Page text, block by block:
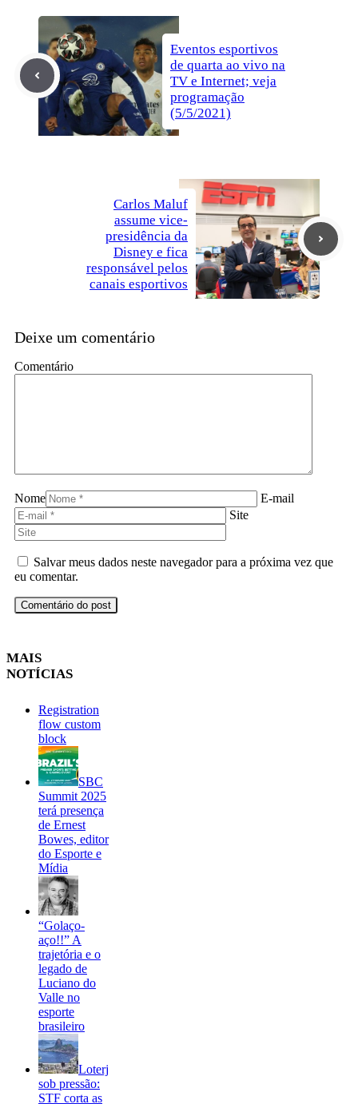
Eventos esportivos
de quarta ao vivo na
TV e Internet; veja
programação
(5/5/2021)
Carlos Maluf
assume vice-
presidência da
Disney e fica
responsável pelos
canais esportivos
Deixe um comentário
Comentário
Nome
E-mail
Site
Salvar meus dados neste navegador para a próxima vez que
eu comentar.
MAIS
NOTÍCIAS
Registration
flow custom
block
SBC
Summit 2025
terá presença
de Ernest
Bowes, editor
do Esporte e
Mídia
“Golaço-
aço!!” A
trajetória e o
legado de
Luciano do
Valle no
esporte
brasileiro
Loterj
sob pressão:
STF corta as